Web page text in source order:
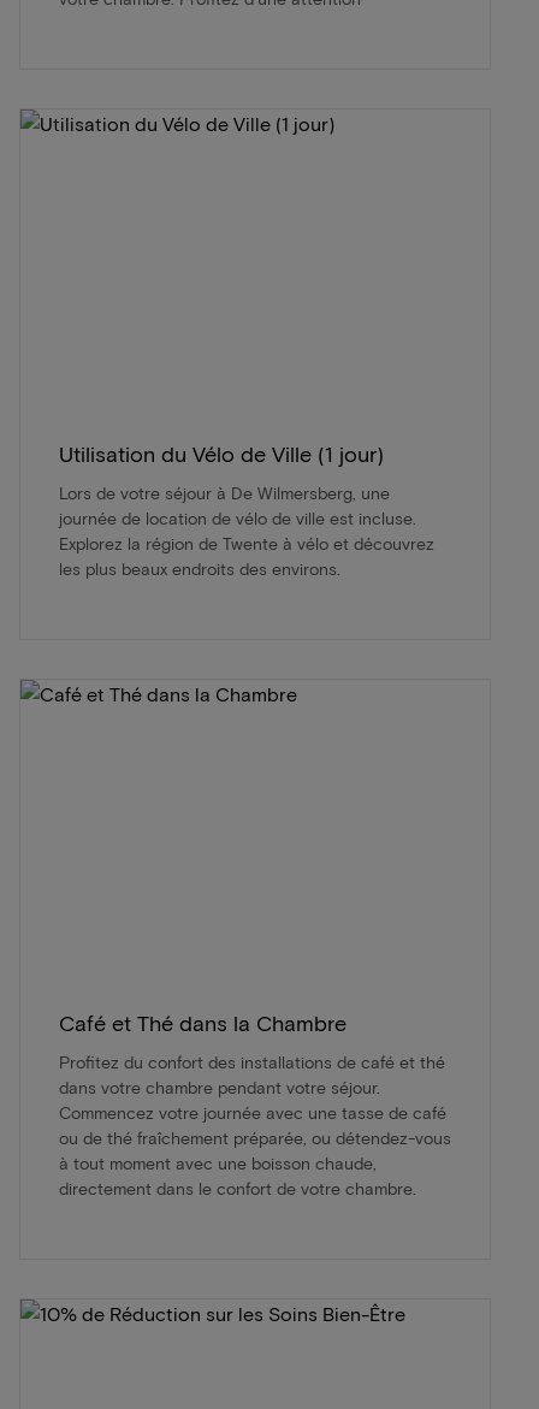
Utilisation du Vélo de Ville (1 jour)
Lors de votre séjour à De Wilmersberg, une
journée de location de vélo de ville est incluse.
Explorez la région de Twente à vélo et découvrez
les plus beaux endroits des environs.
Café et Thé dans la Chambre
Profitez du confort des installations de café et thé
dans votre chambre pendant votre séjour.
Commencez votre journée avec une tasse de café
ou de thé fraîchement préparée, ou détendez-vous
à tout moment avec une boisson chaude,
directement dans le confort de votre chambre.